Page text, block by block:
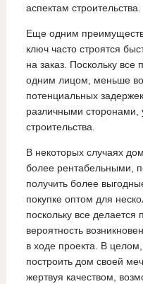
аспектам строительства.
Еще одним
ключ часто строятся
на заказ. Поскольку все
одним лицом, меньше
потенциальных
различными
строительства.
В некоторых случаях
более рентабельными,
получить более
покупке оптом для
поскольку все
вероятность
в ходе проекта. В
построить дом своей
жертвуя качеством,